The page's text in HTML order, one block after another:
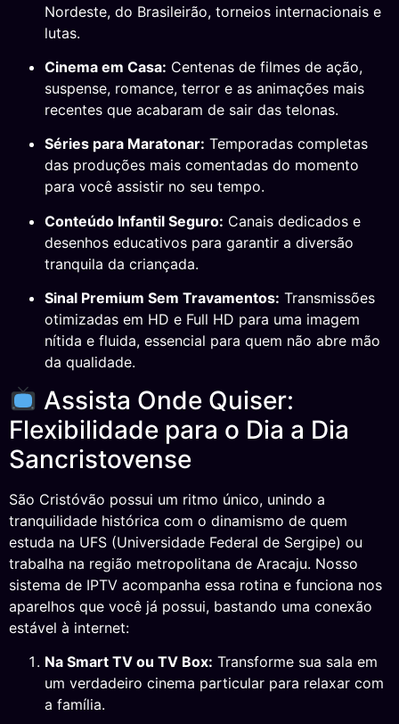
Nordeste, do Brasileirão, torneios internacionais e
lutas.
Cinema em Casa: Centenas de filmes de ação,
suspense, romance, terror e as animações mais
recentes que acabaram de sair das telonas.
Séries para Maratonar: Temporadas completas
das produções mais comentadas do momento
para você assistir no seu tempo.
Conteúdo Infantil Seguro: Canais dedicados e
desenhos educativos para garantir a diversão
tranquila da criançada.
Sinal Premium Sem Travamentos: Transmissões
otimizadas em HD e Full HD para uma imagem
nítida e fluida, essencial para quem não abre mão
da qualidade.
Assista Onde Quiser:
Flexibilidade para o Dia a Dia
Sancristovense
São Cristóvão possui um ritmo único, unindo a
tranquilidade histórica com o dinamismo de quem
estuda na UFS (Universidade Federal de Sergipe) ou
trabalha na região metropolitana de Aracaju. Nosso
sistema de IPTV acompanha essa rotina e funciona nos
aparelhos que você já possui, bastando uma conexão
estável à internet:
Na Smart TV ou TV Box: Transforme sua sala em
um verdadeiro cinema particular para relaxar com
a família.